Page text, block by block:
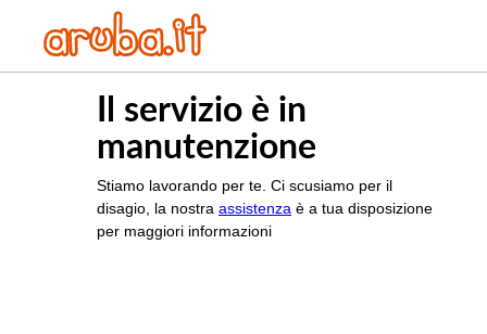
Il servizio è in
manutenzione
Stiamo lavorando per te. Ci scusiamo per il
disagio, la nostra assistenza è a tua disposizione
per maggiori informazioni